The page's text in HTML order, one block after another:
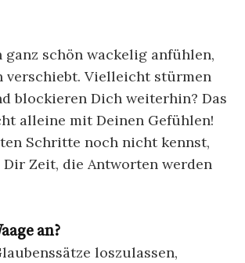
schön wackelig anfühlen,
verschiebt. Vielleicht stürmen
blockieren Dich weiterhin? Das
alleine mit Deinen Gefühlen!
Schritte noch nicht kennst,
Zeit, die Antworten werden
an?
loszulassen,